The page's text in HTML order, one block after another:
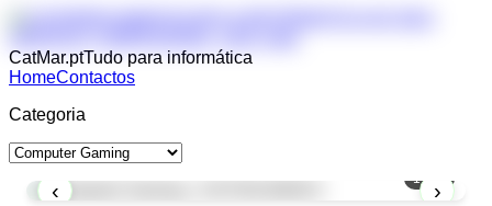
CatMar.ptTudo para informática
HomeContactos
Categoria
‹ ›
1/